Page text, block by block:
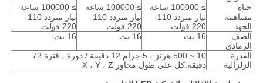
حياة ≥ 100000 ساعة ≥ 100000 ساعة
≥ 100000 ساعة
مساهمة
الجهد
تيار متردد 110-
220 فولت
تيار متردد 110-
220 فولت
تيار متردد 110-
220 فولت
الصف
الرمادي
16 بت 16 بت 16 بت
القدرة
الزلزالية
10 ~ 500 هرتز ، 5 جرام 12 دقيقة / دورة ، فترة 72
دقيقة.كل على طول محاور X ، Y ، Z